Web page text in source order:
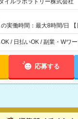
イルラボラトリー株式会社
実働時間：最大8時間/日
勤務（休憩時間は法定通り） ※週1日
／ 夜勤なし ＊＊ 勤務時間例 ＊＊ ■7時
固定（毎週同じ曜日勤務）
/ 日払いOK / 副業・Wワ
応募する